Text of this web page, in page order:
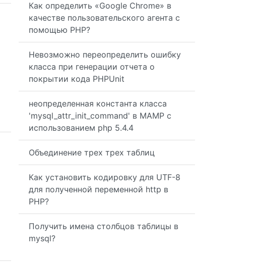
Как определить «Google Chrome» в
качестве пользовательского агента с
помощью PHP?
Невозможно переопределить ошибку
класса при генерации отчета о
покрытии кода PHPUnit
неопределенная константа класса
'mysql_attr_init_command' в MAMP с
использованием php 5.4.4
Объединение трех трех таблиц
Как установить кодировку для UTF-8
для полученной переменной http в
PHP?
Получить имена столбцов таблицы в
mysql?